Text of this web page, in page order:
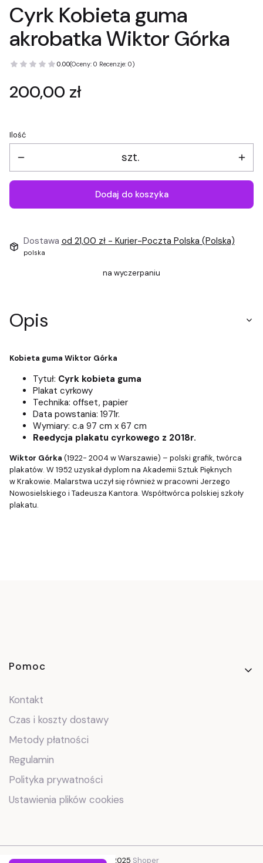
Cyrk Kobieta guma
akrobatka Wiktor Górka
0.00(Oceny: 0 Recenzje: 0)
Cena
200,00 zł
Ilość
szt.
Dodaj do koszyka
Dostawa od 21,00 zł - Kurier-Poczta Polska (Polska)
polska
na wyczerpaniu
Opis
Kobieta guma Wiktor Górka
Tytuł: Cyrk kobieta guma
Plakat cyrkowy
Technika: offset, papier
Data powstania: 1971r.
Wymiary: c.a 97 cm x 67 cm
Reedycja plakatu cyrkowego z 2018r.
Wiktor Górka (1922- 2004 w Warszawie) – polski grafik, twórca
plakatów. W 1952 uzyskał dyplom na Akademii Sztuk Pięknych
w Krakowie. Malarstwa uczył się również w pracowni Jerzego
Nowosielskiego i Tadeusza Kantora. Współtwórca polskiej szkoły
plakatu.
Linki w stopce
Pomoc
Kontakt
Czas i koszty dostawy
Metody płatności
Regulamin
Polityka prywatności
Ustawienia plików cookies
© 2025 Shoper